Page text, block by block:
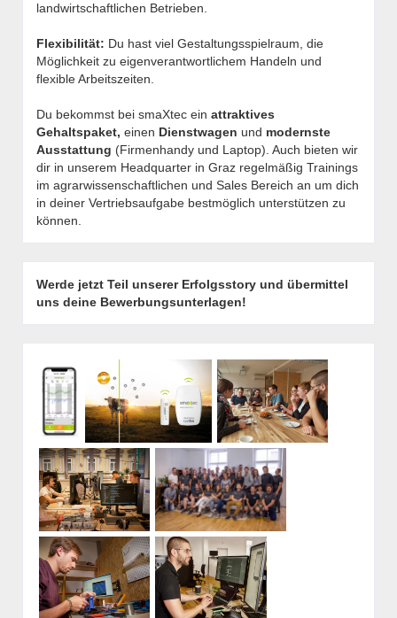
landwirtschaftlichen Betrieben.
Flexibilität: Du hast viel Gestaltungsspielraum, die
Möglichkeit zu eigenverantwortlichem Handeln und
flexible Arbeitszeiten.
Du bekommst bei smaXtec ein attraktives
Gehaltspaket, einen Dienstwagen und modernste
Ausstattung (Firmenhandy und Laptop). Auch bieten wir
dir in unserem Headquarter in Graz regelmäßig Trainings
im agrarwissenschaftlichen und Sales Bereich an um dich
in deiner Vertriebsaufgabe bestmöglich unterstützen zu
können.
Werde jetzt Teil unserer Erfolgsstory und übermittel
uns deine Bewerbungsunterlagen!